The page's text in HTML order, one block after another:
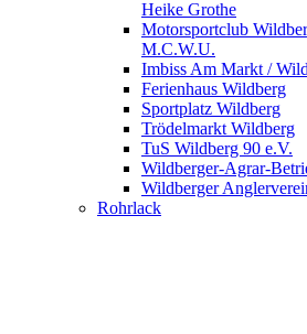
Heike Grothe
Motorsportclub
M.C.W.U.
Imbiss Am Markt /
Ferienhaus Wildberg
Sportplatz Wildberg
Trödelmarkt Wildberg
TuS Wildberg 90 e.V.
Wildberger-Agrar-
Wildberger
Rohrlack